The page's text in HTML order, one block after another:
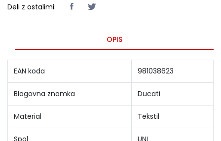
Deli z ostalimi:
OPIS
EAN koda 981038623
Blagovna znamka Ducati
Material Tekstil
Spol UNI